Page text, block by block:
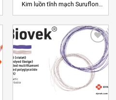
Kim luồn tĩnh mạch Suruflon,
Add to
Wishlist